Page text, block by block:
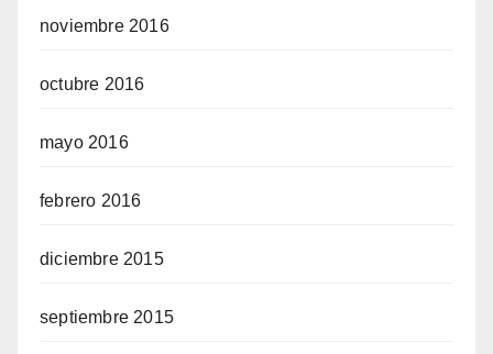
noviembre 2016
octubre 2016
mayo 2016
febrero 2016
diciembre 2015
septiembre 2015